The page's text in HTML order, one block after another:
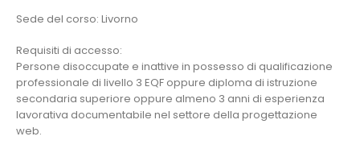
Sede del corso: Livorno
Requisiti di accesso:
Persone disoccupate e inattive in possesso di qualificazione
professionale di livello 3 EQF oppure diploma di istruzione
secondaria superiore oppure almeno 3 anni di esperienza
lavorativa documentabile nel settore della progettazione
web.